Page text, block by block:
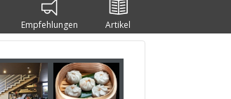
Empfehlungen Artikel